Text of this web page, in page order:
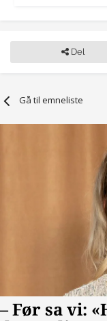
Del
Gå til emneliste